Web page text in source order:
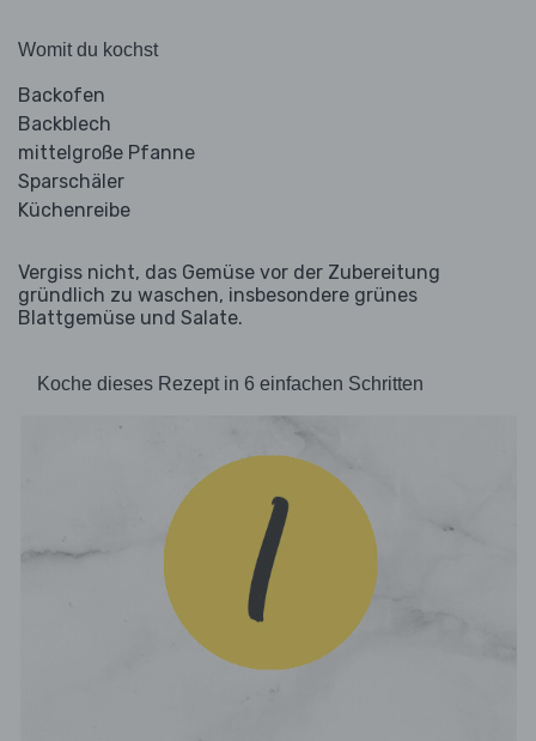
Womit du kochst
Backofen
Backblech
mittelgroße Pfanne
Sparschäler
Küchenreibe
Vergiss nicht, das Gemüse vor der Zubereitung
gründlich zu waschen, insbesondere grünes
Blattgemüse und Salate.
Koche dieses Rezept in 6 einfachen Schritten